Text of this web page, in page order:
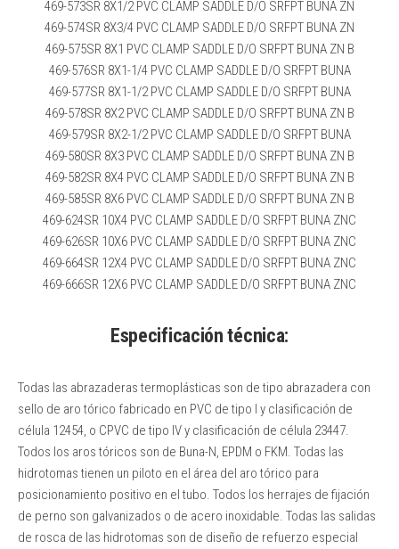
469-573SR 8X1/2 PVC CLAMP SADDLE D/O SRFPT BUNA ZN
469-574SR 8X3/4 PVC CLAMP SADDLE D/O SRFPT BUNA ZN
469-575SR 8X1 PVC CLAMP SADDLE D/O SRFPT BUNA ZN B
469-576SR 8X1-1/4 PVC CLAMP SADDLE D/O SRFPT BUNA
469-577SR 8X1-1/2 PVC CLAMP SADDLE D/O SRFPT BUNA
469-578SR 8X2 PVC CLAMP SADDLE D/O SRFPT BUNA ZN B
469-579SR 8X2-1/2 PVC CLAMP SADDLE D/O SRFPT BUNA
469-580SR 8X3 PVC CLAMP SADDLE D/O SRFPT BUNA ZN B
469-582SR 8X4 PVC CLAMP SADDLE D/O SRFPT BUNA ZN B
469-585SR 8X6 PVC CLAMP SADDLE D/O SRFPT BUNA ZN B
469-624SR 10X4 PVC CLAMP SADDLE D/O SRFPT BUNA ZNC
469-626SR 10X6 PVC CLAMP SADDLE D/O SRFPT BUNA ZNC
469-664SR 12X4 PVC CLAMP SADDLE D/O SRFPT BUNA ZNC
469-666SR 12X6 PVC CLAMP SADDLE D/O SRFPT BUNA ZNC
Especificación técnica:
Todas las abrazaderas termoplásticas son de tipo abrazadera con
sello de aro tórico fabricado en PVC de tipo I y clasificación de
célula 12454, o CPVC de tipo IV y clasificación de célula 23447.
Todos los aros tóricos son de Buna-N, EPDM o FKM. Todas las
hidrotomas tienen un piloto en el área del aro tórico para
posicionamiento positivo en el tubo. Todos los herrajes de fijación
de perno son galvanizados o de acero inoxidable. Todas las salidas
de rosca de las hidrotomas son de diseño de refuerzo especial